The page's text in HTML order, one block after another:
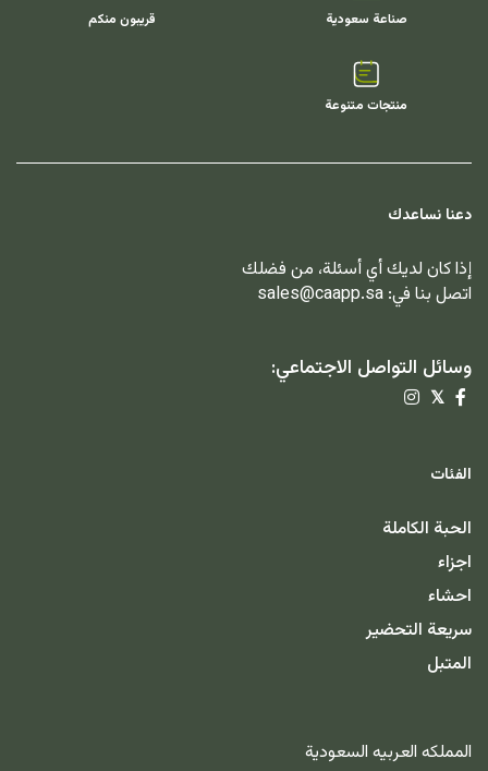
صناعة سعودية قريبون منكم
منتجات متنوعة
دعنا نساعدك
إذا كان لديك أي أسئلة، من فضلك
اتصل بنا في: sales@caapp.sa
وسائل التواصل الاجتماعي:
𝕏
الفئات
الحبة الكاملة
اجزاء
احشاء
سريعة التحضير
المتبل
المملكه العربيه السعودية